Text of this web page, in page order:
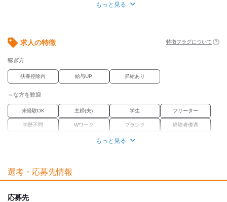
・まかないあり！
・社員登用あり
・研修あり
▼見た目
￣￣￣￣￣
・ネイルOK
・ピアスOK
・制服あり
・髪色/髪型自由
もっと見る
求人の特徴 特徴フラグについて
稼ぎ方
扶養控除内 給与UP 昇給あり
～な方を歓迎
未経験OK 主婦(夫) 学生 フリーター
学歴不問 Wワーク ブランク 経験者優遇
魅力的な待遇
交通費有
もっと見る
選考・応募先情報
応募先